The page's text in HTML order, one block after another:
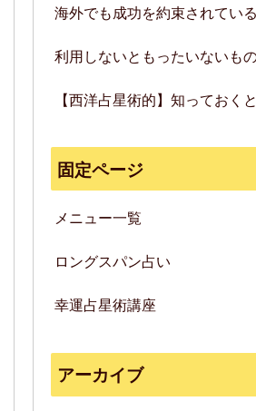
海外でも成功を約束されてい
利用しないともったいないも
【西洋占星術的】知っておく
固定ページ
メニュー一覧
ロングスパン占い
幸運占星術講座
アーカイブ